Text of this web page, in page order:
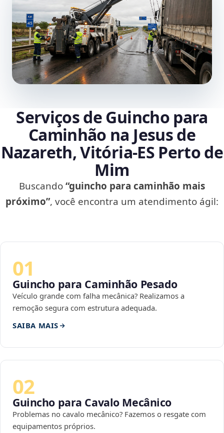
Serviços de Guincho para
Caminhão na Jesus de
Nazareth, Vitória‑ES Perto de
Mim
Buscando“guincho para caminhão mais
próximo”, você encontra um atendimento ágil:
01
Guincho para Caminhão Pesado
Veículo grande com falha mecânica? Realizamos a
remoção segura com estrutura adequada.
SAIBA MAIS
02
Guincho para Cavalo Mecânico
Problemas no cavalo mecânico? Fazemos o resgate com
equipamentos próprios.